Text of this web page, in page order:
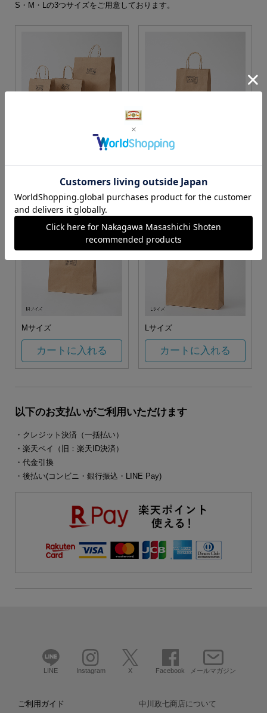
S・M・Lの3つサイズをご用意しております。
S・M・Lサイズより当店に
カートに入れる
Sサイズ
カートに入れる
Mサイズ
カートに入れる
Lサイズ
カートに入れる
以下のお支払いがご利用いただけます
・クレジット決済（一括払い）
・楽天ペイ（旧：楽天ID決済）
・代金引換
・後払い(コンビニ・銀行振込・LINE Pay)
LINE Instagram X Facebook メールマガジン
ご利用ガイド 中川政七商店について